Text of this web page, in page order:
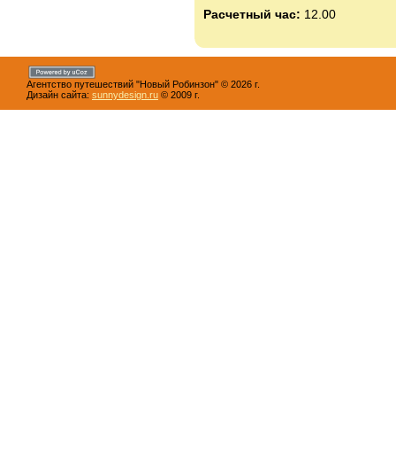
Расчетный час: 12.00
Агентство путешествий "Новый Робинзон" © 2026 г.
Дизайн сайта: sunnydesign.ru © 2009 г.